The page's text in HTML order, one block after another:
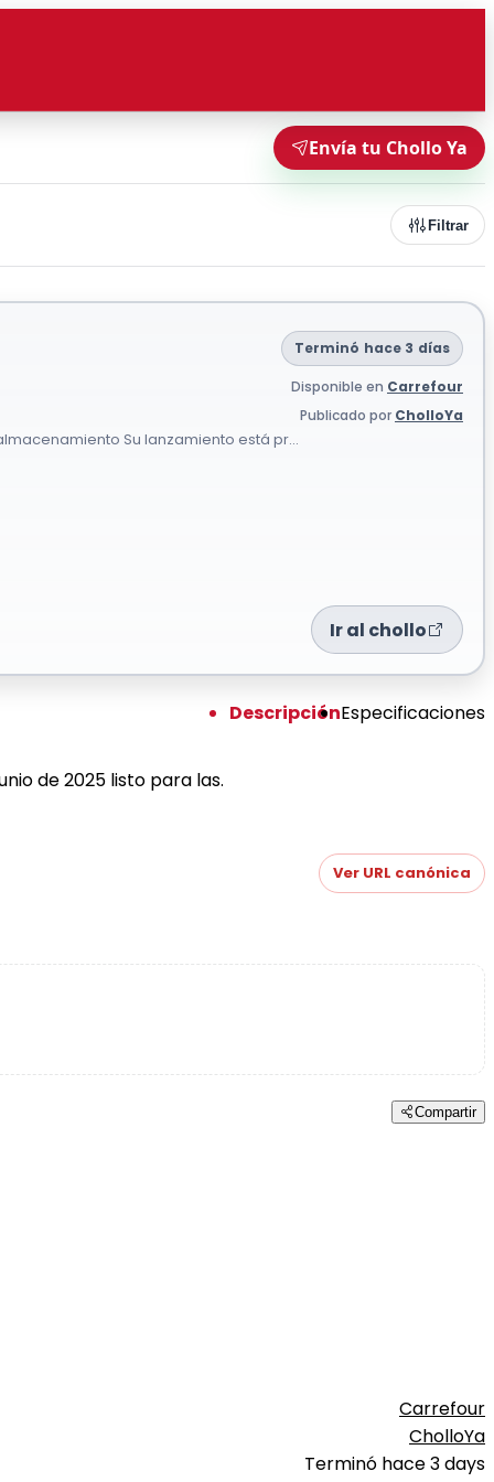
Envía tu Chollo Ya
Filtrar
Terminó hace 3 días
Disponible en Carrefour
Publicado por CholloYa
Su lanzamiento está pr...
Ir al chollo
DescripciónEspecificaciones
de 2025 listo para las.
Ver URL canónica
Compartir
Carrefour
CholloYa
Terminó hace 3 days